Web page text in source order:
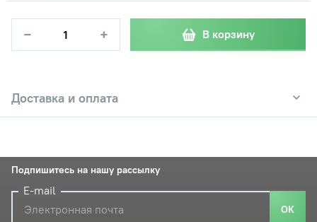
− + В корзину
Доставка и оплата
Подпишитесь на нашу рассылку
E-mail
ОК